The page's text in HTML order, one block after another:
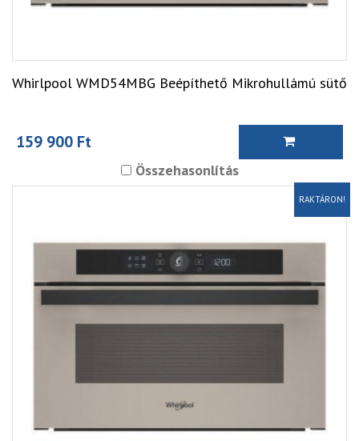
Whirlpool WMD54MBG Beépíthető Mikrohullámú sütő
159 900 Ft
Összehasonlítás
RAKTÁRON!